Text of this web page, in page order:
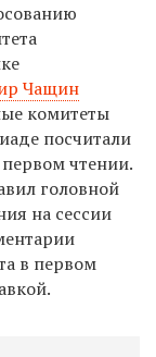
Чащин
комитеты
посчитали
чтении.
головной
на сессии
в первом